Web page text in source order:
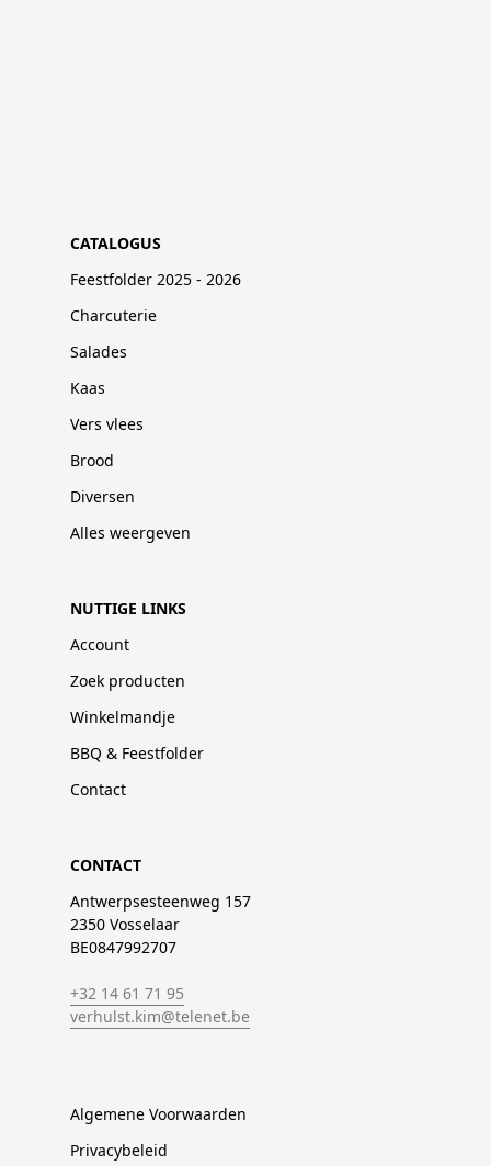
CATALOGUS
Feestfolder 2025 - 2026
Charcuterie
Salades
Kaas
Vers vlees
Brood
Diversen
Alles weergeven
NUTTIGE LINKS
Account
Zoek producten
Winkelmandje
BBQ & Feestfolder
Contact
CONTACT
Antwerpsesteenweg 157
2350 Vosselaar
BE0847992707
+32 14 61 71 95
verhulst.kim@telenet.be
Algemene Voorwaarden
Privacybeleid